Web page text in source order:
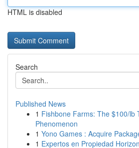
HTML is disabled
Search
Published News
1 Fishbone Farms: The $100/lb
Phenomenon
1 Yono Games : Acquire
1 Expertos en Propiedad